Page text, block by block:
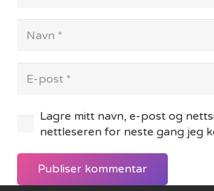
Lagre mitt navn, e-post og
nettleseren for neste gang jeg
Publiser kommentar